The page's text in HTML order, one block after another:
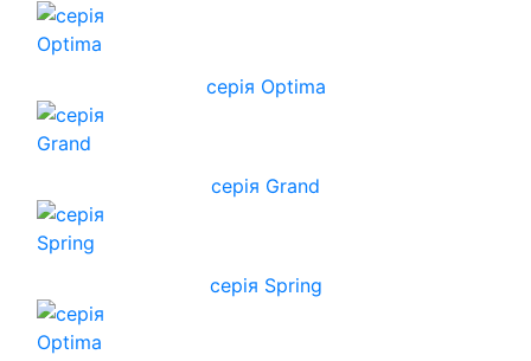
серія Optima
серія Grand
серія Spring